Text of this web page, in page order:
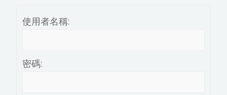
使用者名稱:
密碼: